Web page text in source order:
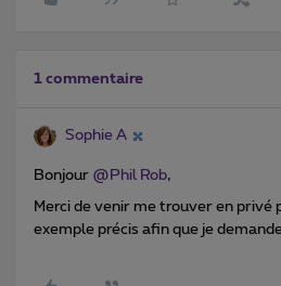
1 commentaire
Sophie A
Bonjour @Phil Rob,
Merci de venir me trouver en privé
exemple précis afin que je